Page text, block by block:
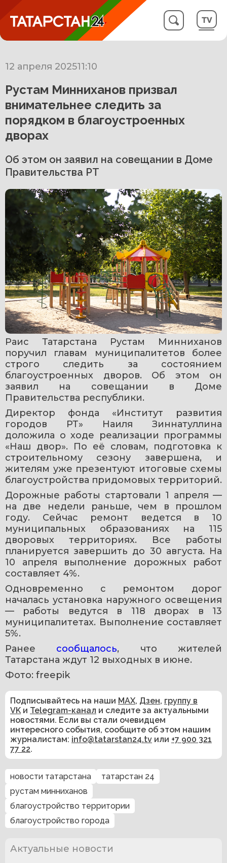
12 апреля 202511:10
Рустам Минниханов призвал
внимательнее следить за
порядком в благоустроенных
дворах
Об этом он заявил на совещании в Доме
Правительства РТ
Раис Татарстана Рустам Минниханов
поручил главам муниципалитетов более
строго следить за состоянием
благоустроенных дворов. Об этом он
заявил на совещании в Доме
Правительства республики.
Директор фонда «Институт развития
городов РТ» Наиля Зиннатуллина
доложила о ходе реализации программы
«Наш двор». По её словам, подготовка к
строительному сезону завершена, и
жителям уже презентуют итоговые схемы
благоустройства придомовых территорий.
Дорожные работы стартовали 1 апреля —
на две недели раньше, чем в прошлом
году. Сейчас ремонт ведется в 10
муниципальных образованиях на 115
дворовых территориях. Все работы
планируется завершить до 30 августа. На
10 апреля выполнение дорожных работ
составляет 4%.
Одновременно с ремонтом дорог
началась установка наружного освещения
— работы ведутся в 118 дворах в 13
муниципалитетах. Выполнение составляет
5%.
Ранее сообщалось, что жителей
Татарстана ждут 12 выходных в июне.
Фото: freepik
Подписывайтесь на наши MAX, Дзен, группу в
VK и Telegram-канал и следите за актуальными
новостями. Если вы стали очевидцем
интересного события, сообщите об этом нашим
журналистам: info@tatarstan24.tv или +7 900 321
77 22.
новости татарстана
татарстан 24
рустам минниханов
благоустройство территории
благоустройство города
Актуальные новости